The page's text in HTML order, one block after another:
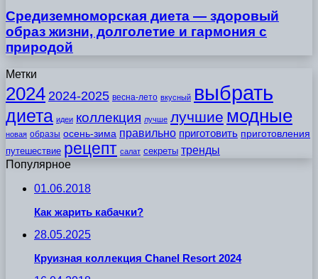
Средиземноморская диета — здоровый
образ жизни, долголетие и гармония с
природой
Метки
2024 2024-2025 весна-лето вкусный выбрать
диета идеи коллекция лучше лучшие модные
новая образы осень-зима правильно приготовить приготовления
путешествие рецепт салат секреты тренды
Популярное
01.06.2018
Как жарить кабачки?
28.05.2025
Круизная коллекция Chanel Resort 2024